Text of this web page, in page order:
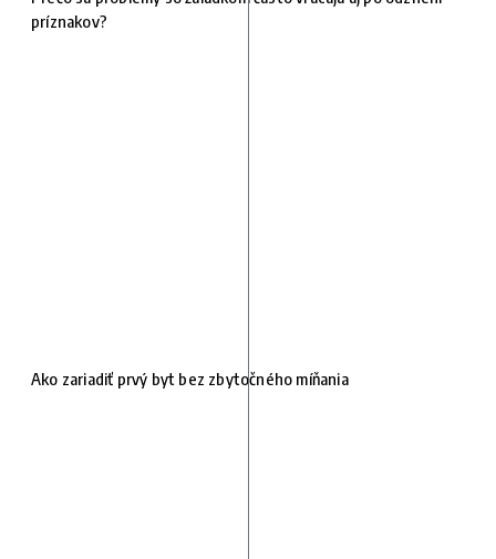
príznakov?
Ako zariadiť prvý byt bez zbytočného míňania